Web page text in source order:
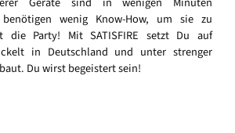
wenig Know-How, um sie zu
die Party! Mit SATISFIRE setzt Du auf
in Deutschland und unter strenger
Du wirst begeistert sein!